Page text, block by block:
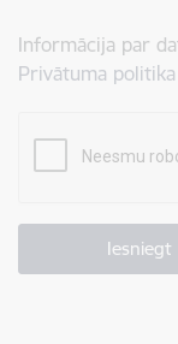
Informācija par
Privātuma politika